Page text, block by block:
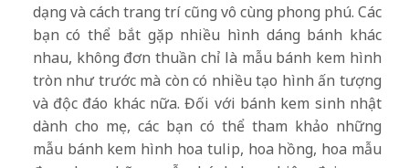
dạng và cách trang trí cũng vô cùng phong phú. Các
bạn có thể bắt gặp nhiều hình dáng bánh khác
nhau, không đơn thuần chỉ là mẫu bánh kem hình
tròn như trước mà còn có nhiều tạo hình ấn tượng
và độc đáo khác nữa. Đối với bánh kem sinh nhật
dành cho mẹ, các bạn có thể tham khảo những
mẫu bánh kem hình hoa tulip, hoa hồng, hoa mẫu